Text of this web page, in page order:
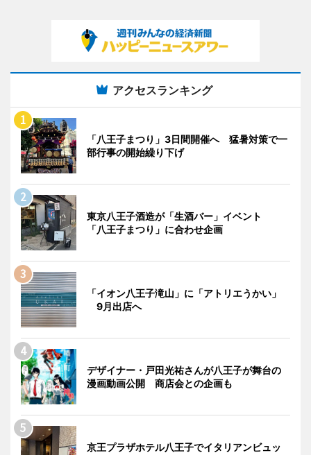
アクセスランキング
「八王子まつり」3日間開催へ 猛暑対策で一
部行事の開始繰り下げ
東京八王子酒造が「生酒バー」イベント
「八王子まつり」に合わせ企画
「イオン八王子滝山」に「アトリエうかい」
9月出店へ
デザイナー・戸田光祐さんが八王子が舞台の
漫画動画公開 商店会との企画も
京王プラザホテル八王子でイタリアンビュッ